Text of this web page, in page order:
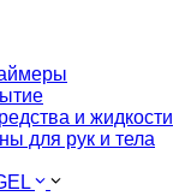
и жидкости
для рук и тела